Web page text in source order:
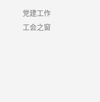
党建工作
工会之窗